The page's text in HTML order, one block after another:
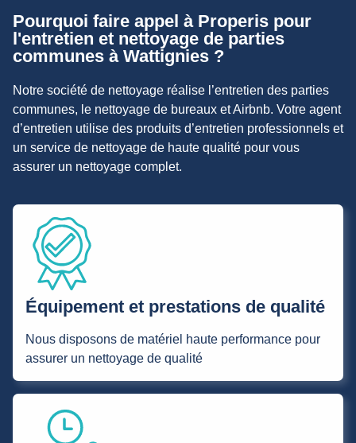
Pourquoi faire appel à Properis pour
l'entretien et nettoyage de parties
communes à Wattignies ?
Notre société de nettoyage réalise l’entretien des parties
communes, le nettoyage de bureaux et Airbnb. Votre agent
d’entretien utilise des produits d’entretien professionnels et
un service de nettoyage de haute qualité pour vous
assurer un nettoyage complet.
Équipement et prestations de qualité
Nous disposons de matériel haute performance pour
assurer un nettoyage de qualité